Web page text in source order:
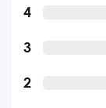
4
3
2